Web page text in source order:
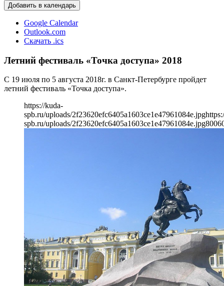
Добавить в календарь
Google Calendar
Outlook.com
Скачать .ics
Летний фестиваль «Точка доступа» 2018
С 19 июля по 5 августа 2018г. в Санкт-Петербурге пройдет
летний фестиваль «Точка доступа».
https://kuda-
spb.ru/uploads/2f23620efc6405a1603ce1e47961084e.jpg
spb.ru/uploads/2f23620efc6405a1603ce1e47961084e.jpg800